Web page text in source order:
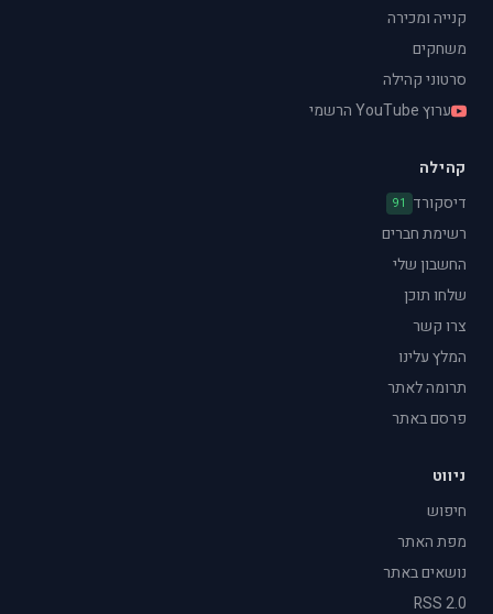
קנייה ומכירה
משחקים
סרטוני קהילה
ערוץ YouTube הרשמי
קהילה
דיסקורד
91
רשימת חברים
החשבון שלי
שלחו תוכן
צרו קשר
המלץ עלינו
תרומה לאתר
פרסם באתר
ניווט
חיפוש
מפת האתר
נושאים באתר
RSS 2.0